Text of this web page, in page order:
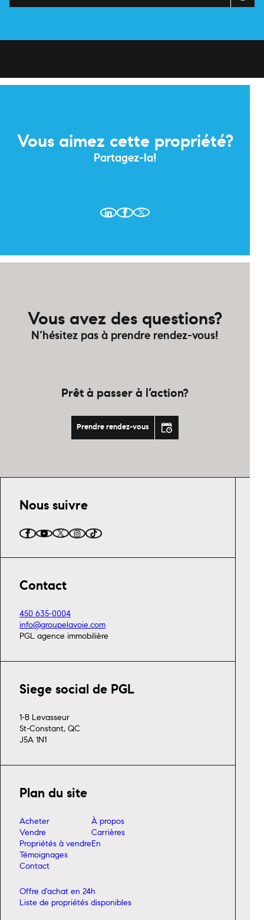
Vous aimez cette propriété?
Partagez-la!
Vous avez des questions?
N’hésitez pas à prendre rendez-vous!
Prêt à passer à l’action?
Prendre rendez-vous
Plan du site
Acheter
Vendre
Propriétés à vendre
Témoignages
Contact
À propos
Carrières
En
Offre d'achat en 24h
Liste de propriétés disponibles
Contact
450 635-0004
info@groupelavoie.com
PGL agence immobilière
Siege social de PGL
1-B Levasseur
St-Constant, QC
J5A 1N1
Nous suivre